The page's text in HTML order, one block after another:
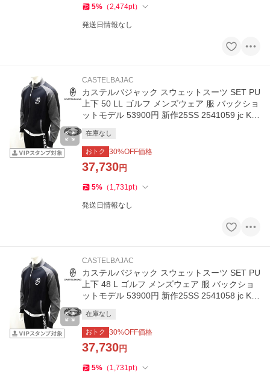
5% （2,474pt）
発送日情報なし
CASTELBAJAC
カステルバジャック スウェットスーツ SET PU
上下 50 LL ゴルフ メンズウェア 服 バックショ
ットモデル 53900円 新作25SS 2541059 jc KW
在庫なし
おトク 30%OFF価格
37,730円
5% （ 1,731pt）
発送日情報なし
CASTELBAJAC
カステルバジャック スウェットスーツ SET PU
上下 48 L ゴルフ メンズウェア 服 バックショ
ットモデル 53900円 新作25SS 2541058 jc KW
在庫なし
おトク 30%OFF価格
37,730円
5% （ 1,731pt）